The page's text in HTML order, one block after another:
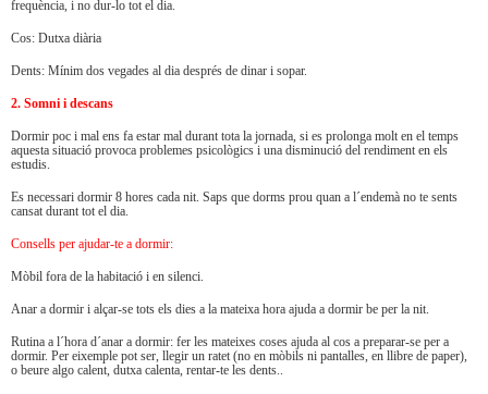
frequència, i no dur-lo tot el dia.
Cos: Dutxa diària
Dents: Mínim dos vegades al dia després de dinar i sopar.
2. Somni i descans
Dormir poc i mal ens fa estar mal durant tota la jornada, si es prolonga molt en el temps
aquesta situació provoca problemes psicològics i una disminució del rendiment en els
estudis.
Es necessari dormir 8 hores cada nit. Saps que dorms prou quan a l´endemà no te sents
cansat durant tot el dia.
Consells per ajudar-te a dormir:
Mòbil fora de la habitació i en silenci.
Anar a dormir i alçar-se tots els dies a la mateixa hora ajuda a dormir be per la nit.
Rutina a l´hora d´anar a dormir: fer les mateixes coses ajuda al cos a preparar-se per a
dormir. Per eixemple pot ser, llegir un ratet (no en mòbils ni pantalles, en llibre de paper),
o beure algo calent, dutxa calenta, rentar-te les dents..